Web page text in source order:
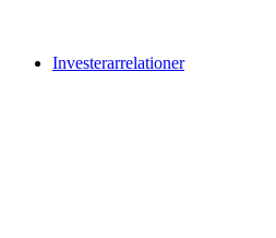
Investerarrelationer